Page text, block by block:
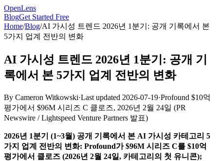
OpenLens
BlogGet Started Free
Home/Blog/AI 가시성 트렌드 2026년 1분기: 공개 기록에서 본
5가지 업계 전반의 변화
AI 가시성 트렌드 2026년 1분기: 공개 기
록에서 본 5가지 업계 전반의 변화
By Cameron Witkowski·Last updated 2026-07-19·Profound $10억
평가에서 $96M 시리즈 C 클로즈, 2026년 2월 24일 (PR
Newswire / Lightspeed Venture Partners 발표)
2026년 1분기 (1~3월) 공개 기록에서 본 AI 가시성 카테고리 5
가지 업계 전반의 변화: Profound가 $96M 시리즈 C를 $10억
평가에서 클로즈 (2026년 2월 24일, 카테고리의 첫 유니콘);